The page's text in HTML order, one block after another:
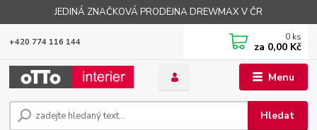
JEDINÁ ZNAČKOVÁ PRODEJNA DREWMAX V ČR
Menu
Hledat
+420 774 116 144 0 ks
za 0,00 Kč